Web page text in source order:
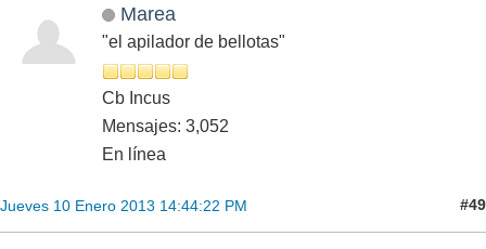
Marea
"el apilador de bellotas"
Cb Incus
Mensajes: 3,052
En línea
Jueves 10 Enero 2013 14:44:22 PM #49